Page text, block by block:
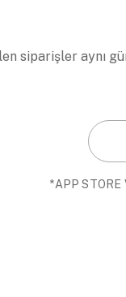
siparişler aynı
*APP STORE